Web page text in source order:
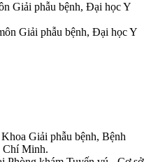
Giải phẫu bệnh, Đại học Y
Giải phẫu bệnh, Đại học Y
Giải phẫu bệnh, Bệnh
Chí Minh.